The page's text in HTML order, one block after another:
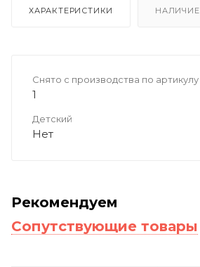
ХАРАКТЕРИСТИКИ НАЛИЧИЕ
Снято с производства по артикулу
1
Детский
Нет
Рекомендуем
Сопутствующие товары